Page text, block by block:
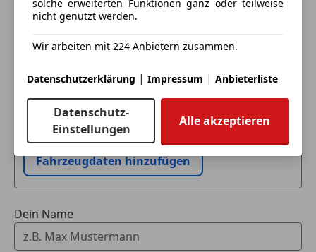
Swoboda Gebrauchtwagen
ständig über mehr als 700 gebrauchte Fahrzeuge,
Unser Verkaufsteam berät Sie gerne
Herr Rudolf Schicktanz Tel. 06246 / 72666-225
Herr Bikramjit Virk Tel. 06246 / 72666-224
Angebot vorbehaltlich Verfügbarkeit, Druck- und
Beschreibungsfehler.
Schritt
Ich möchte mein Auto in Zahlung geben
(unverbindlich).
Fahrzeugdaten hinzufügen
Dein Name
solche erweiterten Funktionen ganz oder teilweise
nicht genutzt werden.
Wir arbeiten mit 224 Anbietern zusammen.
Datenschutzerklärung | Impressum | Anbieterliste
Datenschutz-
Einstellungen
Alle akzeptieren